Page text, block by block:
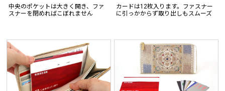
中央のポケットは大きく開き、ファ
スナーを閉めればこぼれません
カードは12枚入ります。ファスナー
に引っかからず取り出しもスムーズ